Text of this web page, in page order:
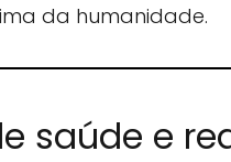
da humanidade.
saúde e